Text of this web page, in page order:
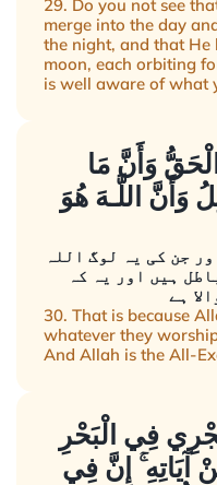
29. Do you not see
merge into the day
the night, and that He
moon, each orbiting
is well aware of what
الْحَقُّ وَأَنَّ مَا
وَأَنَّ اللَّـهَ هُوَ
جن کی یہ لوگ اللہ
ہیں اور یہ کہ
ہے
30. That is because
whatever they
And Allah is the All-
فِي الْبَحْرِ
آيَاتِهِ ۚ إِنَّ فِي